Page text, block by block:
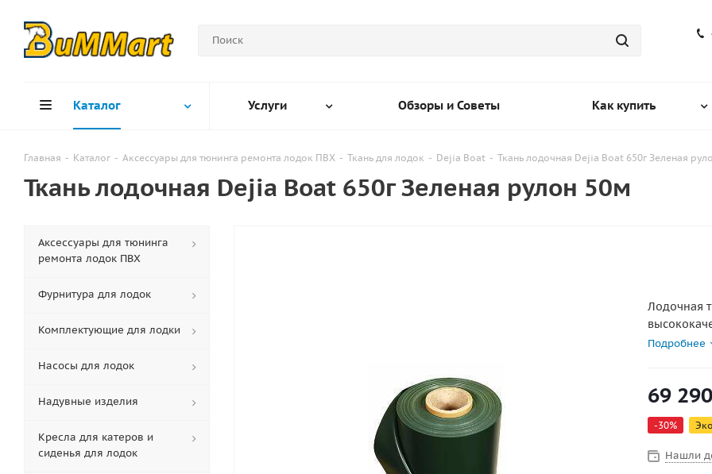
Каталог Услуги Обзоры и Советы Как купить
Главная - Каталог - Аксессуары для тюнинга ремонта лодок ПВХ - Ткань для лодок - Dejia Boat - Ткань лодочная Dejia Boat 650г Зеленая
Ткань лодочная Dejia Boat 650г Зеленая рулон 50м
Лодочная
Подробнее
69 290
-30%
Нашли
Аксессуары для тюнинга
ремонта лодок ПВХ
Фурнитура для лодок
Комплектующие для лодки
Насосы для лодок
Надувные изделия
Кресла для катеров и
сиденья для лодок